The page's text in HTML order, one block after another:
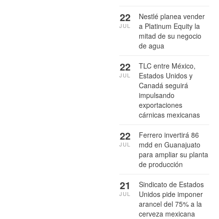
Nestlé planea vender
a Platinum Equity la
mitad de su negocio
de agua
22
JUL
TLC entre México,
Estados Unidos y
Canadá seguirá
impulsando
exportaciones
cárnicas mexicanas
22
JUL
Ferrero invertirá 86
mdd en Guanajuato
para ampliar su planta
de producción
22
JUL
Sindicato de Estados
Unidos pide imponer
arancel del 75% a la
cerveza mexicana
21
JUL